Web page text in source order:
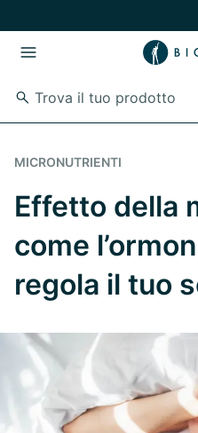
MICRONUTRIENTI
Effetto della
come
regola il tuo